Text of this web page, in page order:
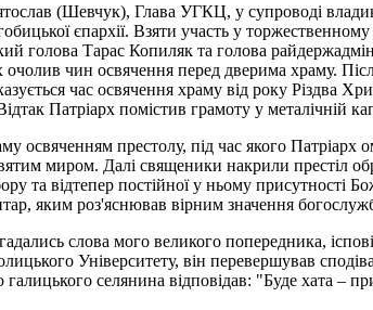
(Шевчук), Глава УГКЦ, у супроводі
єпархії. Взяти участь у
голова Тарас Копиляк та голова
очолив чин освячення перед дверима храму.
час освячення храму від року Різдва
Патріарх помістив грамоту у металічній
освяченням престолу, під час якого
миром. Далі священики накрили престіл
та відтепер постійної у ньому присутності
яким роз'яснював вірним значення
слова мого великого попередника,
Університету, він перевершував
галицького селянина відповідав: "Буде хата